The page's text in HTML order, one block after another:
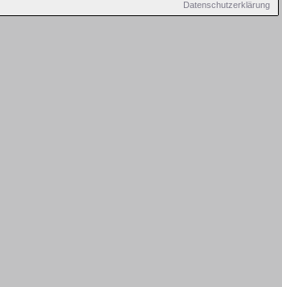
Datenschutzerklärung